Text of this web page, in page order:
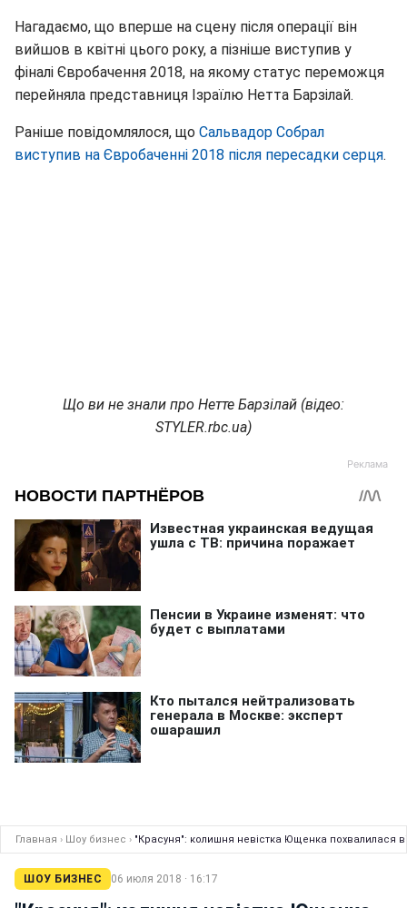
Нагадаємо, що вперше на сцену після операції він
вийшов в квітні цього року, а пізніше виступив у
фіналі Євробачення 2018, на якому статус переможця
перейняла представниця Ізраїлю Нетта Барзілай.
Раніше повідомлялося, що Сальвадор Собрал
виступив на Євробаченні 2018 після пересадки серця.
Що ви не знали про Нетте Барзілай (відео:
STYLER.rbc.ua)
Главная › Шоу бизнес › "Красуня": колишня невістка Ющенка похвалилася
ШОУ БИЗНЕС 06 июля 2018 · 16:17